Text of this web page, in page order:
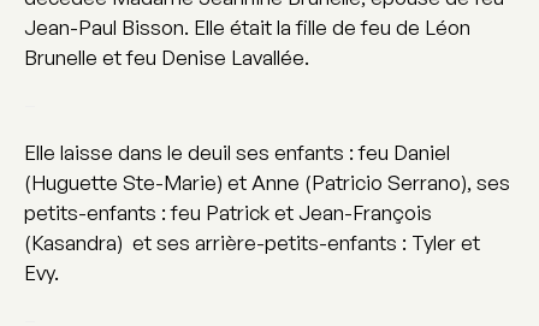
Jean-Paul Bisson. Elle était la fille de feu de Léon
Brunelle et feu Denise Lavallée.
Elle laisse dans le deuil ses enfants : feu Daniel
(Huguette Ste-Marie) et Anne (Patricio Serrano), ses
petits-enfants : feu Patrick et Jean-François
(Kasandra) et ses arrière-petits-enfants : Tyler et
Evy.